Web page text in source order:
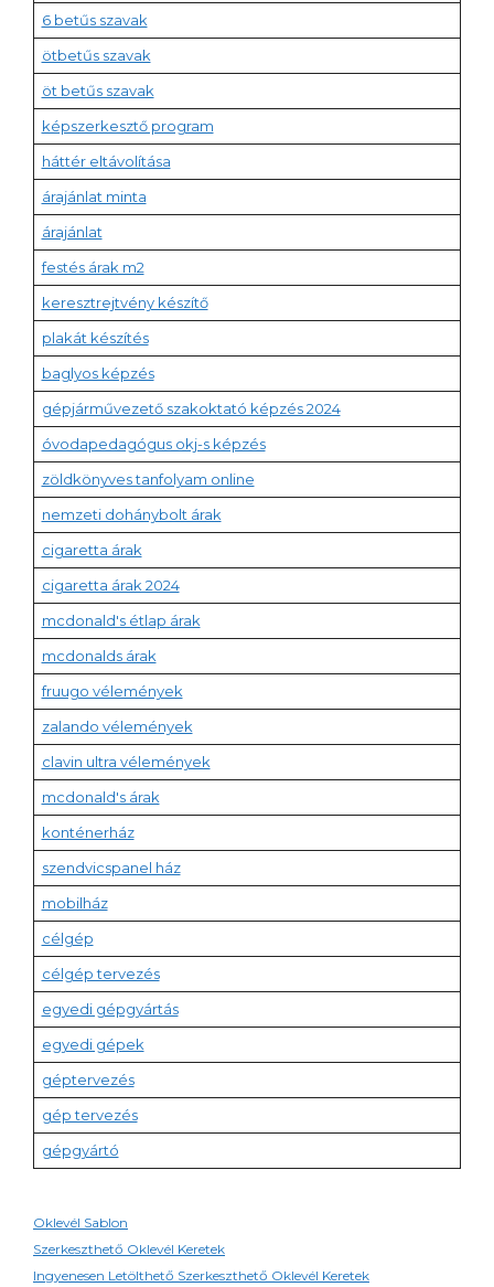
6 betűs szavak
ötbetűs szavak
öt betűs szavak
képszerkesztő program
háttér eltávolítása
árajánlat minta
árajánlat
festés árak m2
keresztrejtvény készítő
plakát készítés
baglyos képzés
gépjárművezető szakoktató képzés 2024
óvodapedagógus okj-s képzés
zöldkönyves tanfolyam online
nemzeti dohánybolt árak
cigaretta árak
cigaretta árak 2024
mcdonald's étlap árak
mcdonalds árak
fruugo vélemények
zalando vélemények
clavin ultra vélemények
mcdonald's árak
konténerház
szendvicspanel ház
mobilház
célgép
célgép tervezés
egyedi gépgyártás
egyedi gépek
géptervezés
gép tervezés
gépgyártó
Oklevél Sablon
Szerkeszthető Oklevél Keretek
Ingyenesen Letölthető Szerkeszthető Oklevél Keretek